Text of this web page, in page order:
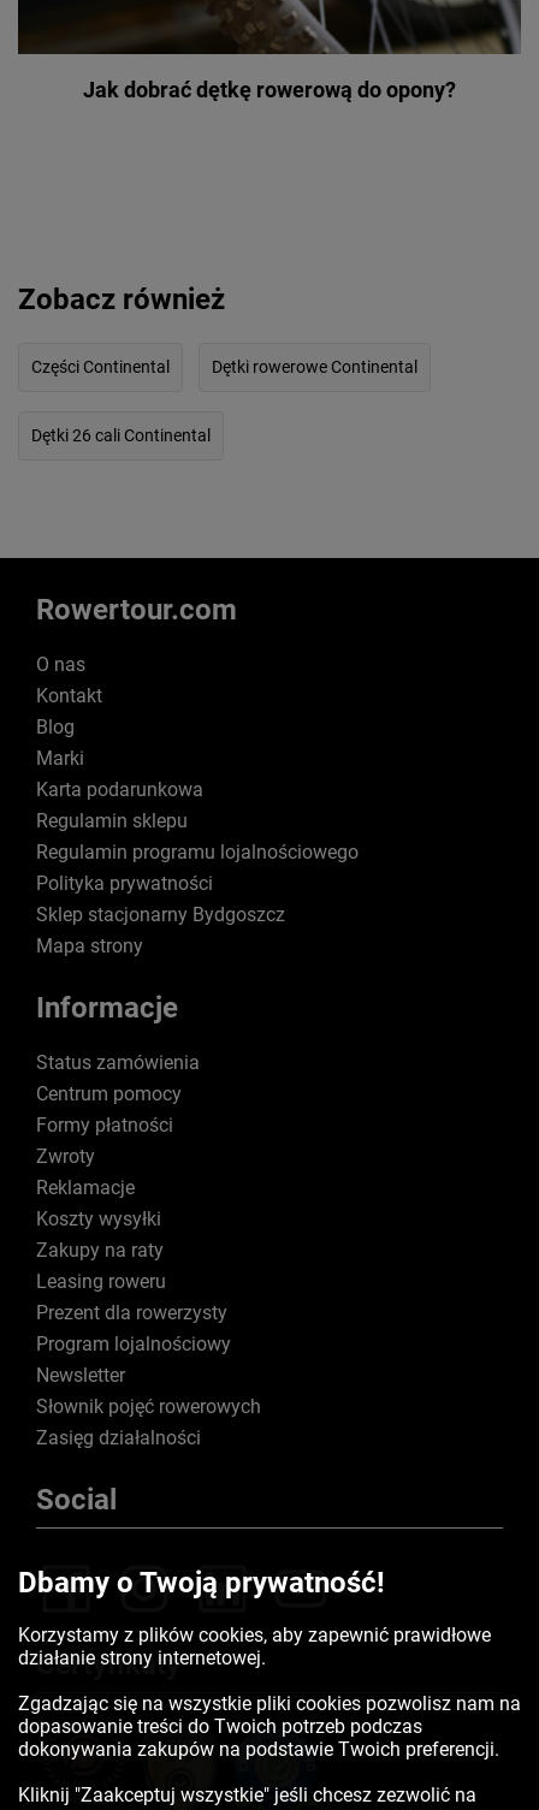
Jak dobrać dętkę rowerową do opony?
Zobacz również
Części Continental Dętki rowerowe Continental
Dętki 26 cali Continental
Rowertour.com
O nas
Kontakt
Blog
Marki
Karta podarunkowa
Regulamin sklepu
Regulamin programu lojalnościowego
Polityka prywatności
Sklep stacjonarny Bydgoszcz
Mapa strony
Informacje
Status zamówienia
Centrum pomocy
Formy płatności
Zwroty
Reklamacje
Koszty wysyłki
Zakupy na raty
Leasing roweru
Prezent dla rowerzysty
Program lojalnościowy
Newsletter
Słownik pojęć rowerowych
Zasięg działalności
Social
Certyfikaty
Dbamy o Twoją prywatność!
Korzystamy z plików cookies, aby zapewnić prawidłowe
działanie strony internetowej.
Zgadzając się na wszystkie pliki cookies pozwolisz nam na
dopasowanie treści do Twoich potrzeb podczas
dokonywania zakupów na podstawie Twoich preferencji.
Kliknij "Zaakceptuj wszystkie" jeśli chcesz zezwolić na